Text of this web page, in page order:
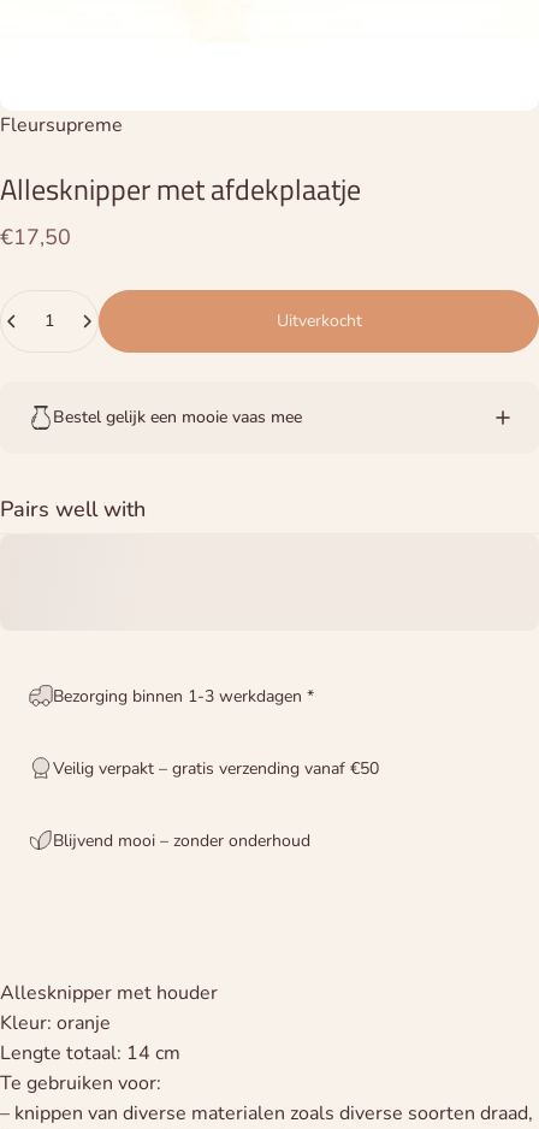
Leverancier:
Fleursupreme
Allesknippermetafdekplaatje
€17,50
Uitverkocht
Bestel gelijk een mooie vaas mee
Pairs well with
Bezorging binnen 1-3 werkdagen *
Veilig verpakt – gratis verzending vanaf €50
Blijvend mooi – zonder onderhoud
Allesknipper met houder
Kleur: oranje
Lengte totaal: 14 cm
Te gebruiken voor:
– knippen van diverse materialen zoals diverse soorten draad,